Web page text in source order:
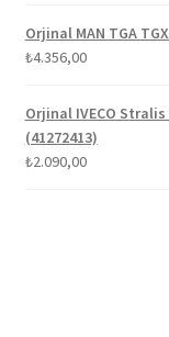
Orjinal MAN TGA
₺4.356,00
Orjinal IVECO
(41272413)
₺2.090,00